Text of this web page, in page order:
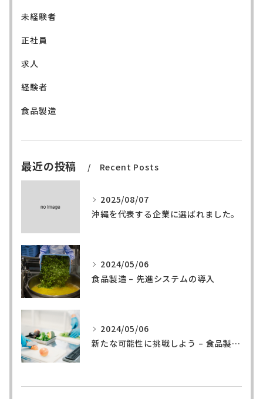
未経験者
正社員
求人
経験者
食品製造
最近の投稿 Recent Posts
2025/08/07
沖縄を代表する企業に選ばれました。
2024/05/06
食品製造 – 先進システムの導入
2024/05/06
新たな可能性に挑戦しよう – 食品製造の世界へ